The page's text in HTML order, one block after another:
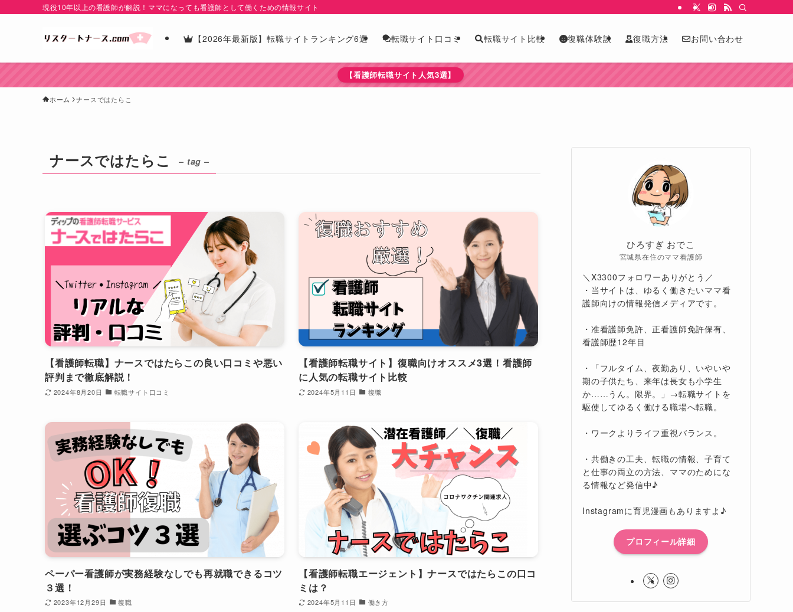
現役10年以上の看護師が解説！ママになっても看護師として働くための情報サイト
【2026年最新版】転職サイトランキング6選 転職サイト口コミ 転職サイト比較 復職体験談 復職方法 お問い合わせ
【看護師転職サイト人気3選】
ホーム ナースではたらこ
ナースではたらこ – tag –
【看護師転職】ナースではたらこの良い口コミや悪い
評判まで徹底解説！
2024年8月20日 転職サイト口コミ
【看護師転職サイト】復職向けオススメ3選！看護師
に人気の転職サイト比較
2024年5月11日 復職
ペーパー看護師が実務経験なしでも再就職できるコツ
３選！
2023年12月29日 復職
【看護師転職エージェント】ナースではたらこの口コ
ミは？
2024年5月11日 働き方
ひろすぎ おでこ
宮城県在住のママ看護師
＼X3300フォロワーありがとう／
・当サイトは、ゆるく働きたいママ看
護師向けの情報発信メディアです。
・准看護師免許、正看護師免許保有、
看護師歴12年目
・「フルタイム、夜勤あり、いやいや
期の子供たち、来年は長女も小学生
か……うん。限界。」→転職サイトを
駆使してゆるく働ける職場へ転職。
・ワークよりライフ重視バランス。
・共働きの工夫、転職の情報、子育て
と仕事の両立の方法、ママのためにな
る情報など発信中♪
Instagramに育児漫画もありますよ♪
プロフィール詳細